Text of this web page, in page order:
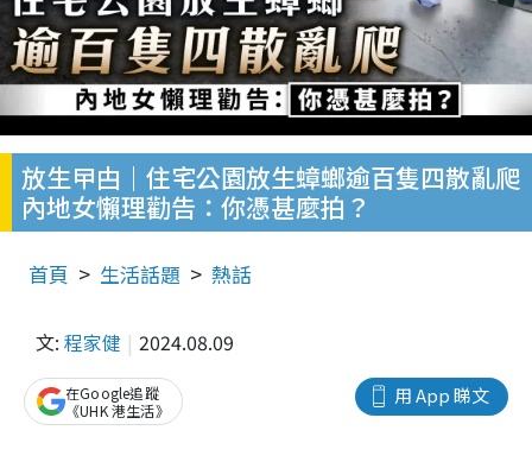
放生曱甴｜住宅公園放生蟑螂逾百隻四散亂爬
內地女懶理勸告：你憑甚麼拍？
首頁 生活話題 熱話
文: 程家健 2024.08.09
用 App 睇文
在Google追蹤
《UHK 港生活》